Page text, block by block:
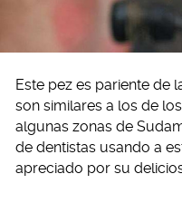
Este pez es pariente de
son similares a los de
algunas zonas de
de dentistas usando a
apreciado por su